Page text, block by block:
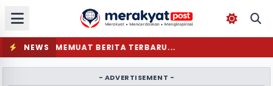
NEWS MEMUAT BERITA TERBARU...
- ADVERTISEMENT -